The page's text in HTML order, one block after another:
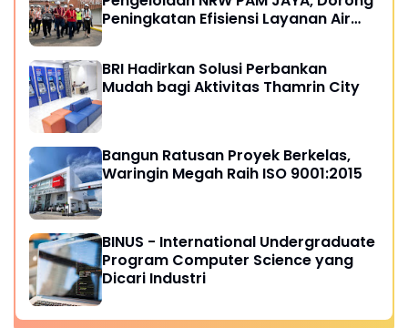
Peningkatan Efisiensi Layanan Air
BRI Hadirkan Solusi Perbankan
Mudah bagi Aktivitas Thamrin City
Bangun Ratusan Proyek Berkelas,
Waringin Megah Raih ISO 9001:2015
BINUS - International Undergraduate
Program Computer Science yang
Dicari Industri